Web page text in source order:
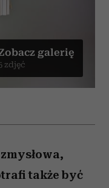
galerię
zdjęć
także być